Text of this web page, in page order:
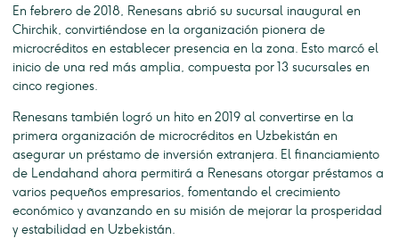
En febrero de 2018, Renesans abrió su sucursal inaugural en
Chirchik, convirtiéndose en la organización pionera de
microcréditos en establecer presencia en la zona. Esto marcó el
inicio de una red más amplia, compuesta por 13 sucursales en
cinco regiones.
Renesans también logró un hito en 2019 al convertirse en la
primera organización de microcréditos en Uzbekistán en
asegurar un préstamo de inversión extranjera. El financiamiento
de Lendahand ahora permitirá a Renesans otorgar préstamos a
varios pequeños empresarios, fomentando el crecimiento
económico y avanzando en su misión de mejorar la prosperidad
y estabilidad en Uzbekistán.